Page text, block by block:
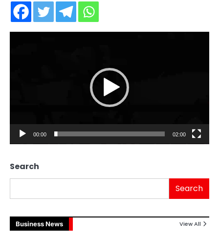
00:00 02:00
Search
Search
Business News View All